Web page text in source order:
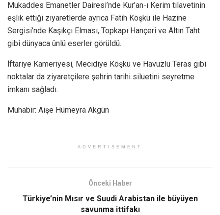
Mukaddes Emanetler Dairesi’nde Kur’an-ı Kerim tilavetinin
eşlik ettiği ziyaretlerde ayrıca Fatih Köşkü ile Hazine
Sergisi’nde Kaşıkçı Elması, Topkapı Hançeri ve Altın Taht
gibi dünyaca ünlü eserler görüldü.
İftariye Kameriyesi, Mecidiye Köşkü ve Havuzlu Teras gibi
noktalar da ziyaretçilere şehrin tarihi siluetini seyretme
imkanı sağladı.
Muhabir: Aişe Hümeyra Akgün
ADVERTISEMENT
Önceki Haber
Türkiye’nin Mısır ve Suudi Arabistan ile büyüyen
savunma ittifakı